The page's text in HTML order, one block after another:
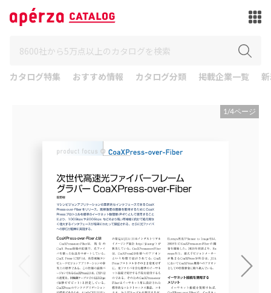
カタログ特集 おすすめ情報 カタログ分類 掲載企業一覧
1/4ページ